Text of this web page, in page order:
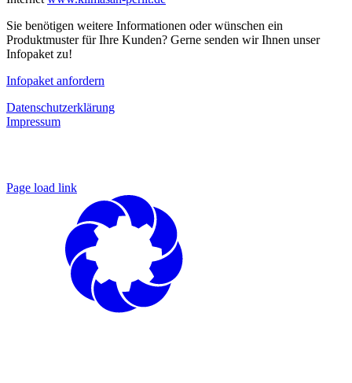
Sie benötigen weitere Informationen oder wünschen ein
Produktmuster für Ihre Kunden? Gerne senden wir Ihnen unser
Infopaket zu!
Infopaket anfordern
Datenschutzerklärung
Impressum
Page load link